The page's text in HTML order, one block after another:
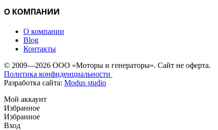
О КОМПАНИИ
О компании
Blog
Контакты
© 2009—2026 ООО «Моторы и генераторы». Сайт не оферта.
Политика конфиденциальности
Разработка сайта: Modus studio
Мой аккаунт
Избранное
Избранное
Вход